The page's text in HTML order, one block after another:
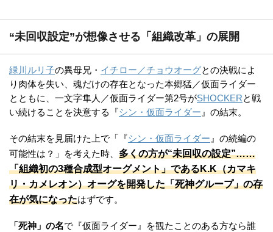
“未回収設定”が想像させる「組織改革」の展開
緑川ルリ子の異母兄・ イチロー／チョウオーグとの決戦によ
り肉体を失い、魂だけの存在となった本郷猛／仮面ライダー
とともに、一文字隼人／仮面ライダー第2号がSHOCKERと戦
い続けることを決意する『シン・仮面ライダー』の結末。
その結末を見届けた上で「『シン・仮面ライダー』の続編の
可能性は？」を考えた時、 多くの方が“未回収の設定”……
「組織初の3種合成型オーグメント」であるK.K（カマキ
リ・カメレオン）オーグを開発した「死神グループ」の存
在が気になったはずです。
「死神」の名で『仮面ライダー』を観たことのある方なら誰